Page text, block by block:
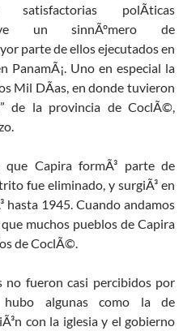
polÃ­ticas
un sinnÃºmero de
parte de ellos ejecutados en
PanamÃ¡. Uno en especial la
Mil DÃ­as, en donde tuvieron
de la provincia de CoclÃ©,
que Capira formÃ³ parte de
fue eliminado, y surgiÃ³ en
hasta 1945. Cuando andamos
muchos pueblos de Capira
de CoclÃ©.
no fueron casi percibidos por
hubo algunas como la de
con la iglesia y el gobierno